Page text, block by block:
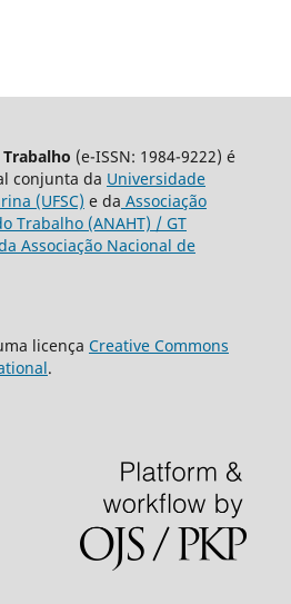
(e-ISSN: 1984-9222) é
conjunta da Universidade
(UFSC) e da Associação
Trabalho (ANAHT) / GT
Associação Nacional de
licença Creative Commons
.